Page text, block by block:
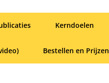
Kerndoelen
Bestellen en Prijzen